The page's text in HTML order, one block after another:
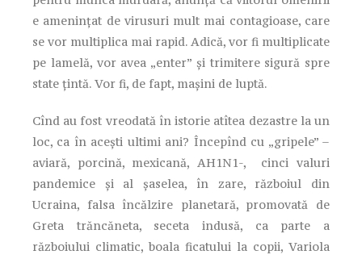
e ameninţat de virusuri mult mai contagioase, care
se vor multiplica mai rapid. Adică, vor fi multiplicate
pe lamelă, vor avea „enter” şi trimitere sigură spre
state ţintă. Vor fi, de fapt, maşini de luptă.
Cînd au fost vreodată în istorie atîtea dezastre la un
loc, ca în aceşti ultimi ani? Începînd cu „gripele” –
aviară, porcină, mexicană, AH1N1-, cinci valuri
pandemice şi al şaselea, în zare, războiul din
Ucraina, falsa încălzire planetară, promovată de
Greta trăncăneta, seceta indusă, ca parte a
războiului climatic, boala ficatului la copii, Variola